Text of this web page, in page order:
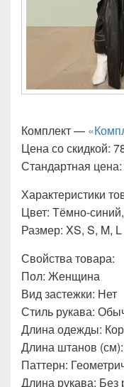
Комплект —
Цена со скидкой:
Стандартная
Характеристики
Цвет: Тёмно-
Размер: XS, S, M, L
Свойства товара:
Пол: Женщина
Вид застежки: Нет
Стиль рукава:
Длина одежды:
Длина штанов
Паттерн:
Длина рукава: Без